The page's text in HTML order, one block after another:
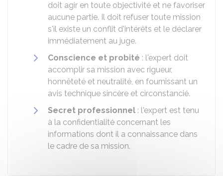
doit agir en toute objectivité et ne favoriser
aucune partie. Il doit refuser toute mission
s'il existe un conflit d'intérêts et le déclarer
immédiatement au juge.
Conscience et probité : l'expert doit
accomplir sa mission avec rigueur,
honnêteté et neutralité, en fournissant un
avis technique sincère et circonstancié.
Secret professionnel : l'expert est tenu
à la confidentialité concernant les
informations dont il a connaissance dans
le cadre de sa mission.